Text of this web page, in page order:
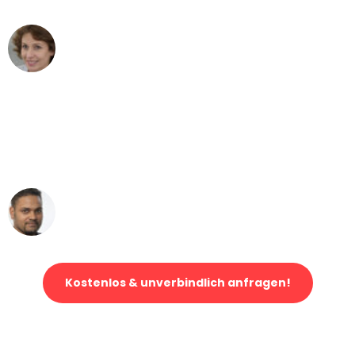
Kostenlos & unverbindlich anfragen!